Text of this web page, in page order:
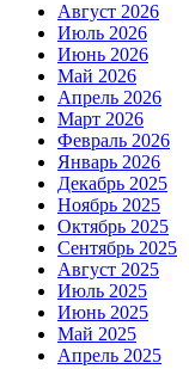
Август 2026
Июль 2026
Июнь 2026
Май 2026
Апрель 2026
Март 2026
Февраль 2026
Январь 2026
Декабрь 2025
Ноябрь 2025
Октябрь 2025
Сентябрь 2025
Август 2025
Июль 2025
Июнь 2025
Май 2025
Апрель 2025